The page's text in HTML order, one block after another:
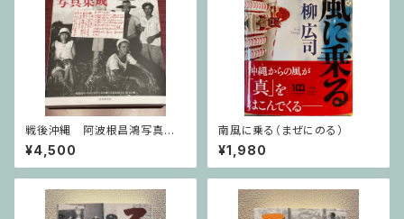
戦後沖縄 阿波根昌鴻写真集
成
¥4,500
南風に乗る（まぜにのる）
¥1,980